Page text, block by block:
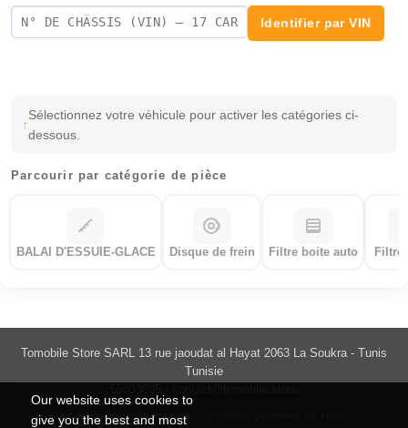
Our website uses cookies to
give you the best and most
Identifier par VIN
Sélectionnez votre véhicule pour activer les catégories ci-
dessous.
Parcourir par catégorie de pièce
BALAI D'ESSUIE-GLACE Disque de frein Filtre boite auto
Tomobile Store SARL 13 rue jaoudat al Hayat 2063 La Soukra - Tunis
Tunisie
Politique de confidentialité